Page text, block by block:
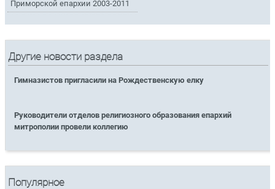
Приморской епархии 2003-2011
Другие новости раздела
Гимназистов пригласили на Рождественскую елку
Руководители отделов религиозного образования епархий
митрополии провели коллегию
Популярное